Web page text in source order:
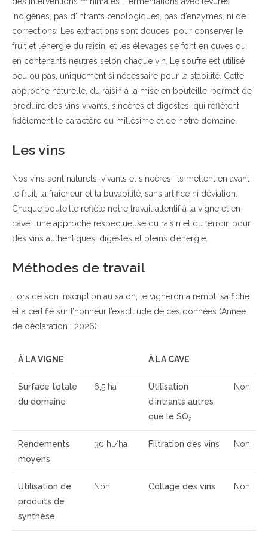
indigènes, pas d’intrants œnologiques, pas d’enzymes, ni de
corrections. Les extractions sont douces, pour conserver le
fruit et l’énergie du raisin, et les élevages se font en cuves ou
en contenants neutres selon chaque vin. Le soufre est utilisé
peu ou pas, uniquement si nécessaire pour la stabilité. Cette
approche naturelle, du raisin à la mise en bouteille, permet de
produire des vins vivants, sincères et digestes, qui reflètent
fidèlement le caractère du millésime et de notre domaine.
Les vins
Nos vins sont naturels, vivants et sincères. Ils mettent en avant
le fruit, la fraîcheur et la buvabilité, sans artifice ni déviation.
Chaque bouteille reflète notre travail attentif à la vigne et en
cave : une approche respectueuse du raisin et du terroir, pour
des vins authentiques, digestes et pleins d’énergie.
Méthodes de travail
Lors de son inscription au salon, le vigneron a rempli sa fiche
et a certifié sur l’honneur l’exactitude de ces données (Année
de déclaration : 2026).
À LA VIGNE À LA CAVE
Surface totale
du domaine
6,5 ha
Utilisation
d’intrants autres
que le SO2
Non
Rendements
moyens
30 hl/ha Filtration des vins Non
Utilisation de
produits de
synthèse
Non Collage des vins Non